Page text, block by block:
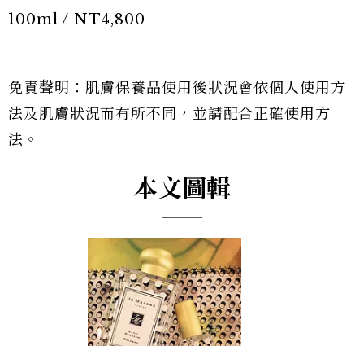
100ml / NT4,800
免責聲明：肌膚保養品使用後狀況會依個人使用方
法及肌膚狀況而有所不同，並請配合正確使用方
法。
本文圖輯